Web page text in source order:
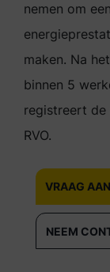
nemen om een
maken. Na
binnen 5
registreert de
RVO.
VRAAG AAN
NEEM